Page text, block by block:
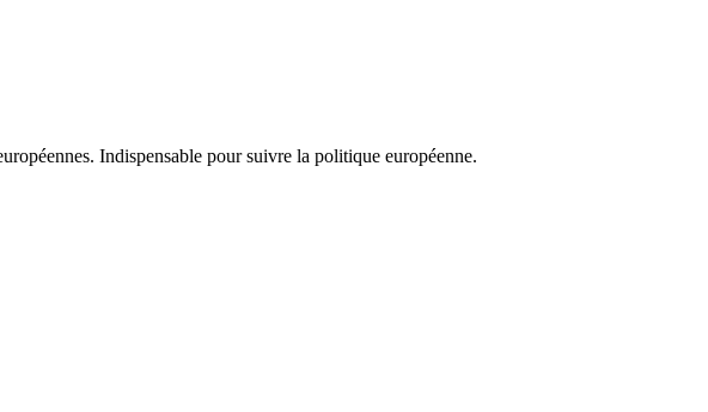
Indispensable pour suivre la politique européenne.